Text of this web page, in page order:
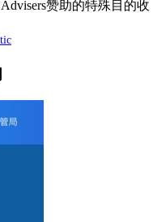
赞助的特殊目的收